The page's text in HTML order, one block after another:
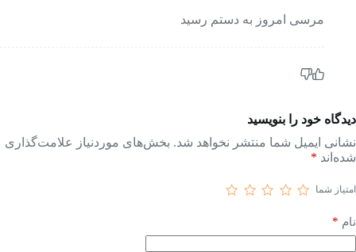
مرسی امروز به دستم رسید
دیدگاه خود را بنویسید
نشانی ایمیل شما منتشر نخواهد شد. بخش‌های موردنیاز علامت‌گذاری
شده‌اند *
امتیاز شما
نام *